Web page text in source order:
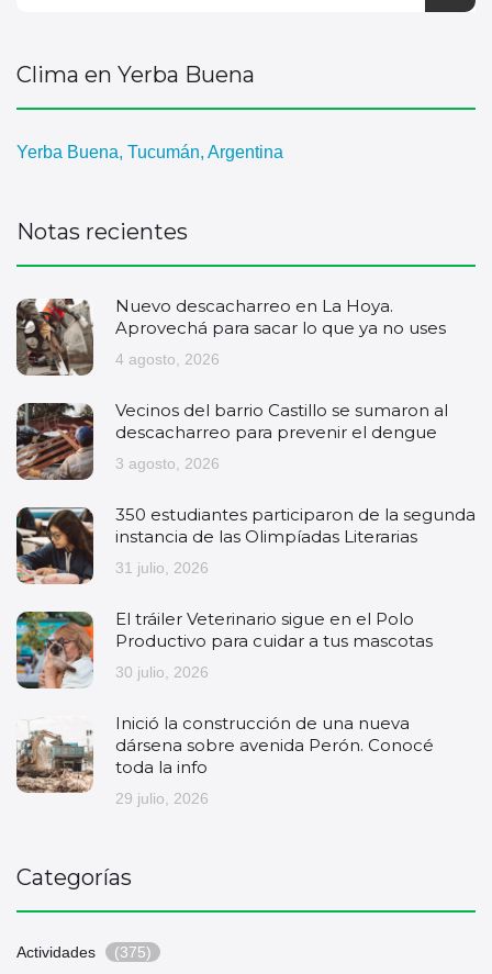
Clima en Yerba Buena
Yerba Buena, Tucumán, Argentina
Notas recientes
Nuevo descacharreo en La Hoya.
Aprovechá para sacar lo que ya no uses
4 agosto, 2026
Vecinos del barrio Castillo se sumaron al
descacharreo para prevenir el dengue
3 agosto, 2026
350 estudiantes participaron de la segunda
instancia de las Olimpíadas Literarias
31 julio, 2026
El tráiler Veterinario sigue en el Polo
Productivo para cuidar a tus mascotas
30 julio, 2026
Inició la construcción de una nueva
dársena sobre avenida Perón. Conocé
toda la info
29 julio, 2026
Categorías
Actividades (375)